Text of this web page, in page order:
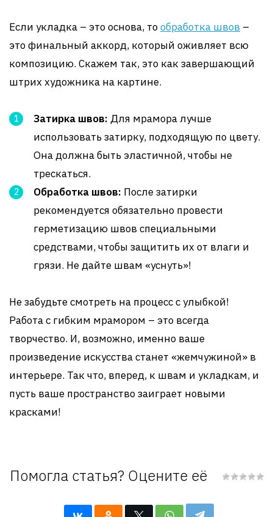
Если укладка – это основа, тообработка швов –
это финальный аккорд, который оживляет всю
композицию. Скажем так, это как завершающий
штрих художника на картине.
Затирка швов: Для мрамора лучше
использовать затирку, подходящую по цвету.
Она должна быть эластичной, чтобы не
трескаться.
Обработка швов: После затирки
рекомендуется обязательно провести
герметизацию швов специальными
средствами, чтобы защитить их от влаги и
грязи. Не дайте швам «уснуть»!
Не забудьте смотреть на процесс с улыбкой!
Работа с гибким мрамором – это всегда
творчество. И, возможно, именно ваше
произведение искусства станет «жемчужиной» в
интерьере. Так что, вперед, к швам и укладкам, и
пусть ваше пространство заиграет новыми
красками!
Помогла статья? Оцените её